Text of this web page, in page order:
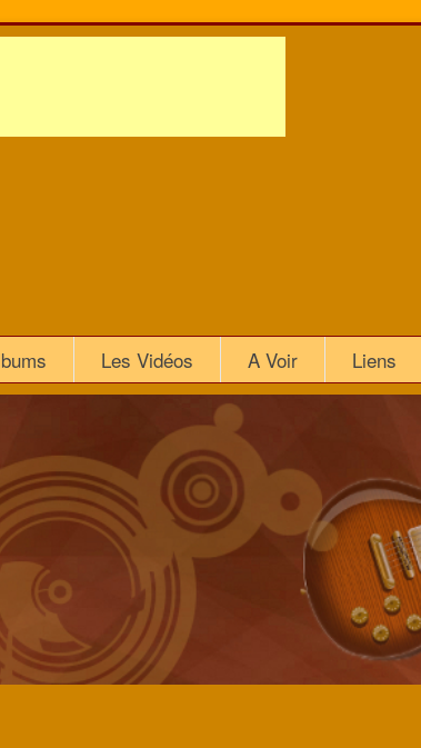
Les Vidéos A Voir Liens